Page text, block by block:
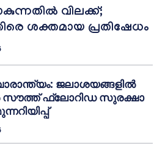
വിലക്ക്;
ശക്തമായ പ്രതിഷേധം
ജലാശയങ്ങളിൽ
സൗത്ത് ഫ്ലോറിഡ സുരക്ഷാ